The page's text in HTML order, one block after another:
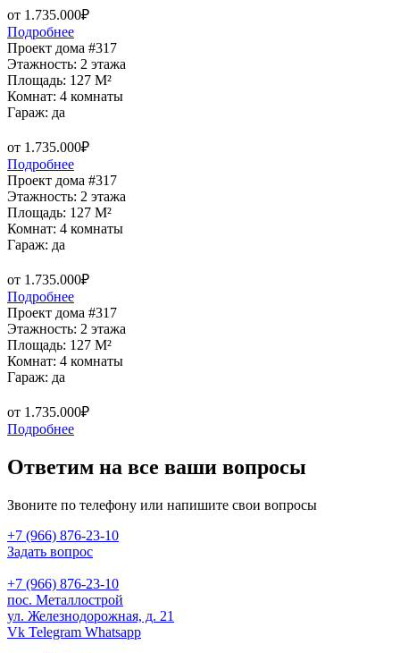
от 1.735.000₽
Подробнее
Проект дома #317
Этажность: 2 этажа
Площадь: 127 M²
Комнат: 4 комнаты
Гараж: да
от 1.735.000₽
Подробнее
Проект дома #317
Этажность: 2 этажа
Площадь: 127 M²
Комнат: 4 комнаты
Гараж: да
от 1.735.000₽
Подробнее
Проект дома #317
Этажность: 2 этажа
Площадь: 127 M²
Комнат: 4 комнаты
Гараж: да
от 1.735.000₽
Подробнее
Ответим на все ваши вопросы
Звоните по телефону или напишите свои вопросы
+7 (966) 876-23-10
Задать вопрос
+7 (966) 876-23-10
пос. Металлострой
ул. Железнодорожная, д. 21
Vk Telegram Whatsapp